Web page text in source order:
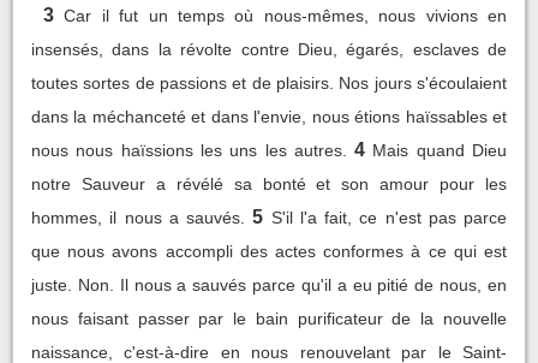
3 Car il fut un temps où nous-mêmes, nous vivions en
insensés, dans la révolte contre Dieu, égarés, esclaves de
toutes sortes de passions et de plaisirs. Nos jours s'écoulaient
dans la méchanceté et dans l'envie, nous étions haïssables et
nous nous haïssions les uns les autres.
4 Mais quand Dieu
notre Sauveur a révélé sa bonté et son amour pour les
hommes, il nous a sauvés.
5 S'il l'a fait, ce n'est pas parce
que nous avons accompli des actes conformes à ce qui est
juste. Non. Il nous a sauvés parce qu'il a eu pitié de nous, en
nous faisant passer par le bain purificateur de la nouvelle
naissance, c'est-à-dire en nous renouvelant par le Saint-